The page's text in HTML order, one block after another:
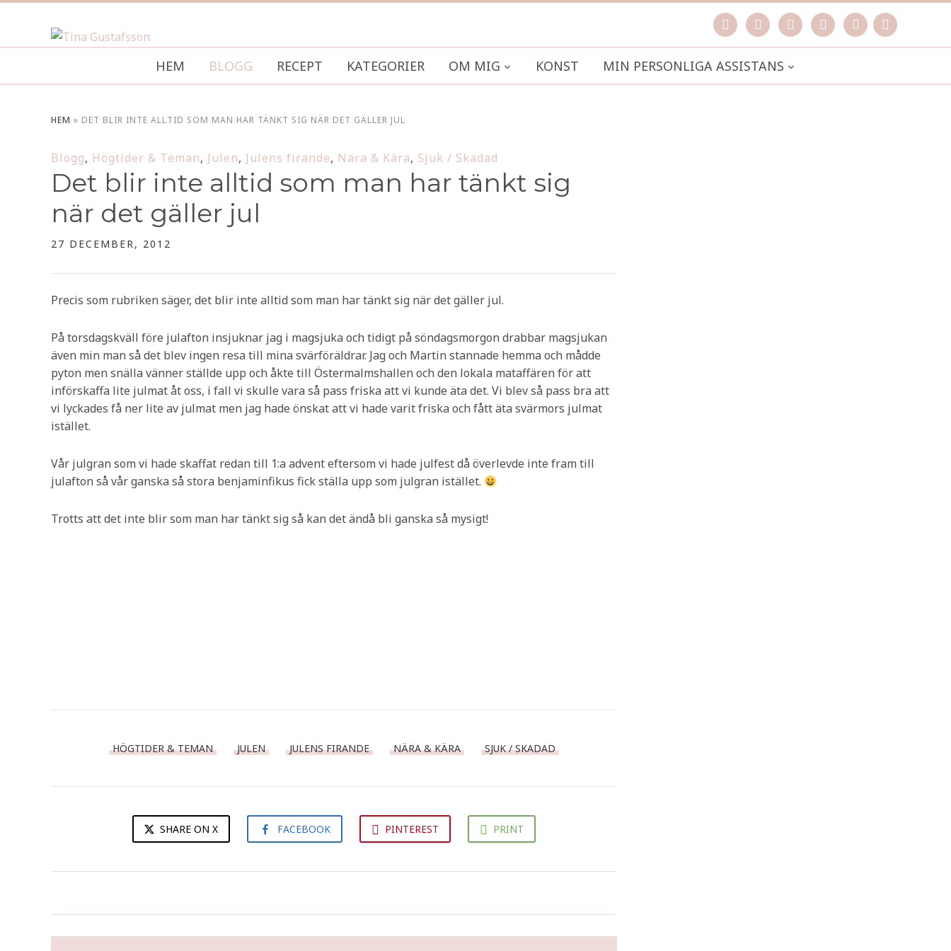
facebookinstagrampinterestspotifymail search
HEM BLOGG RECEPT KATEGORIER OM MIG KONST MIN PERSONLIGA ASSISTANS
HEM » DET BLIR INTE ALLTID SOM MAN HAR TÄNKT SIG NÄR DET GÄLLER JUL
Blogg, Högtider & Teman, Julen, Julens firande, Nära & Kära, Sjuk / Skadad
Det blir inte alltid som man har tänkt sig
när det gäller jul
27 DECEMBER, 2012
Precis som rubriken säger, det blir inte alltid som man har tänkt sig när det gäller jul.
På torsdagskväll före julafton insjuknar jag i magsjuka och tidigt på söndagsmorgon drabbar magsjukan
även min man så det blev ingen resa till mina svärföräldrar. Jag och Martin stannade hemma och mådde
pyton men snälla vänner ställde upp och åkte till Östermalmshallen och den lokala mataffären för att
införskaffa lite julmat åt oss, i fall vi skulle vara så pass friska att vi kunde äta det. Vi blev så pass bra att
vi lyckades få ner lite av julmat men jag hade önskat att vi hade varit friska och fått äta svärmors julmat
istället.
Vår julgran som vi hade skaffat redan till 1:a advent eftersom vi hade julfest då överlevde inte fram till
julafton så vår ganska så stora benjaminfikus fick ställa upp som julgran istället.
Trotts att det inte blir som man har tänkt sig så kan det ändå bli ganska så mysigt!
HÖGTIDER & TEMAN JULEN JULENS FIRANDE NÄRA & KÄRA SJUK / SKADAD
SHARE ON X FACEBOOK PINTEREST PRINT